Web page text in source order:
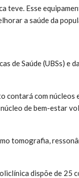
teve. Esse
a saúde da
de Saúde (UBSs) e
contará com núcleos
núcleo de bem-estar
tomografia,
dispõe de 25